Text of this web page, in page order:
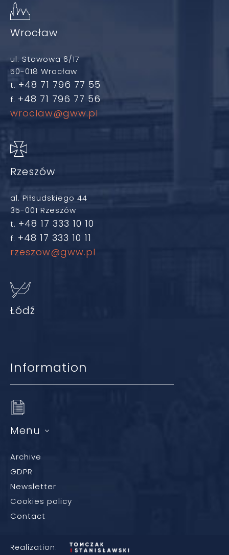
Wrocław
ul. Stawowa 6/17
50-018 Wrocław
t. +48 71 796 77 55
f. +48 71 796 77 56
wroclaw@gww.pl
Rzeszów
al. Piłsudskiego 44
35-001 Rzeszów
t. +48 17 333 10 10
f. +48 17 333 10 11
rzeszow@gww.pl
Łódź
Information
Menu
Archive
GDPR
Newsletter
Cookies policy
Contact
Realization: